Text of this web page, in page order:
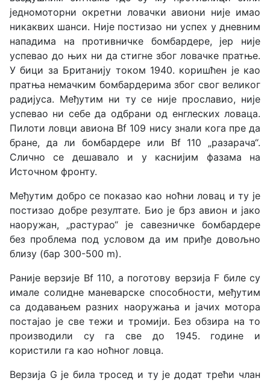
једномоторни окретни ловачки авиони није имао
никаквих шанси. Није постизао ни успех у дневним
нападима на противничке бомбардере, јер није
успевао до њих ни да стигне због ловачке пратње.
У бици за Британију током 1940. коришћен је као
пратња немачким бомбардерима због свог великог
радијуса. Међутим ни ту се није прославио, није
успевао ни себе да одбрани од енглеских ловаца.
Пилоти ловци авиона Bf 109 нису знали кога пре да
бране, да ли бомбардере или Bf 110 „разарача“.
Слично се дешавало и у каснијим фазама на
Источном фронту.
Међутим добро се показао као ноћни ловац и ту је
постизао добре резултате. Био је брз авион и јако
наоружан, „растурао“ је савезничке бомбардере
без проблема под условом да им приђе довољно
близу (бар 300-500 m).
Раније верзије Bf 110, а поготову верзија F биле су
имале солидне маневарске способности, међутим
са додавањем разних наоружања и јачих мотора
постајао је све тежи и тромији. Без обзира на то
производили су га све до 1945. године и
користили га као ноћног ловца.
Верзија G је била тросед и ту је додат трећи члан